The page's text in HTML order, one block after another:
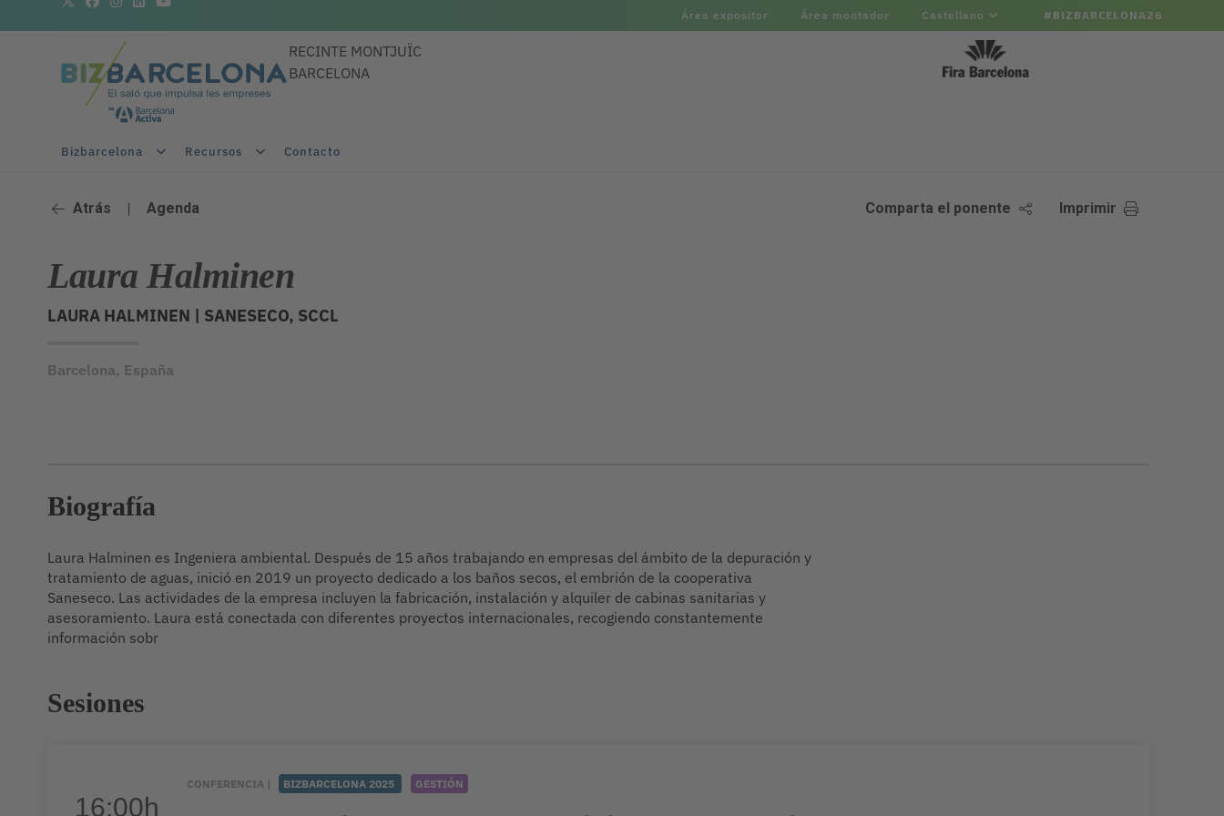
Área expositor Área montador Castellano #BIZBARCELONA26
RECINTE MONTJUÏC
BARCELONA
Bizbarcelona Recursos Contacto
Atrás | Agenda Comparta el ponente Imprimir
Laura Halminen
LAURA HALMINEN | SANESECO, SCCL
Barcelona, España
Biografía
Laura Halminen es Ingeniera ambiental. Después de 15 años trabajando en empresas del ámbito de la depuración y
tratamiento de aguas, inició en 2019 un proyecto dedicado a los baños secos, el embrión de la cooperativa
Saneseco. Las actividades de la empresa incluyen la fabricación, instalación y alquiler de cabinas sanitarias y
asesoramiento. Laura está conectada con diferentes proyectos internacionales, recogiendo constantemente
información sobr
Sesiones
16:00h
CONFERENCIA | BIZBARCELONA 2025 GESTIÓN